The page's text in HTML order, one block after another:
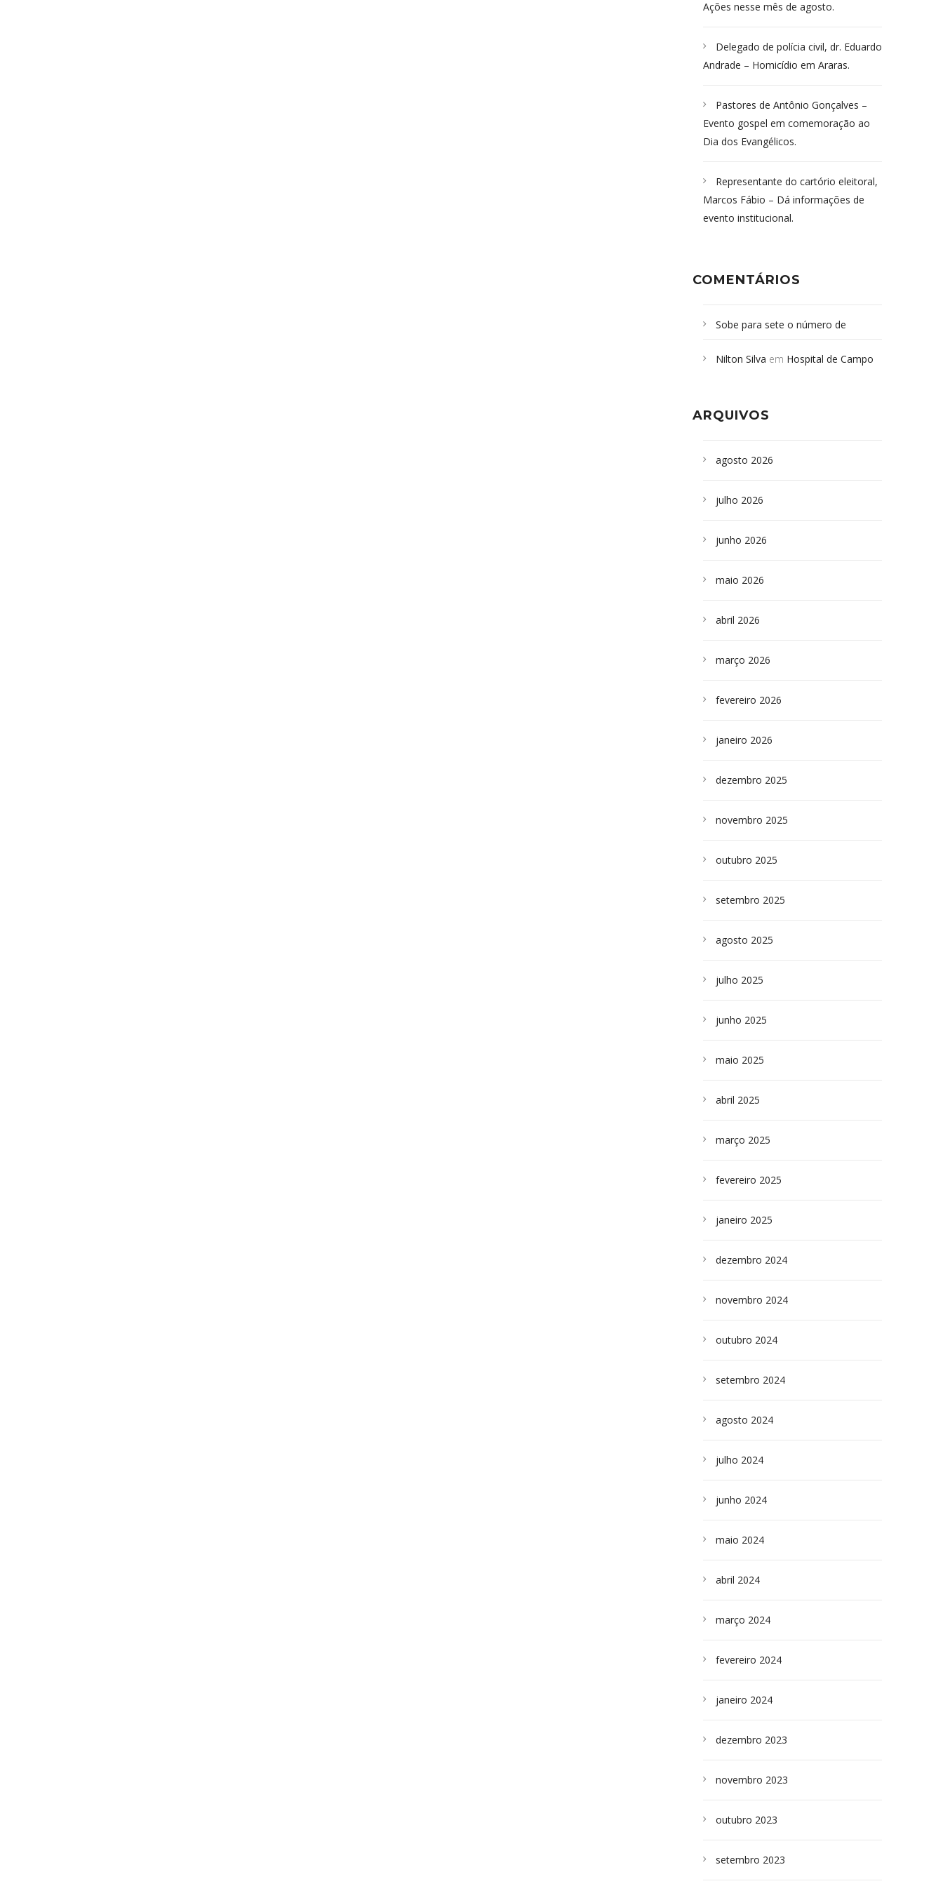
Ações nesse mês de agosto.
Delegado de polícia civil, dr. Eduardo
Andrade – Homicídio em Araras.
Pastores de Antônio Gonçalves –
Evento gospel em comemoração ao
Dia dos Evangélicos.
Representante do cartório eleitoral,
Marcos Fábio – Dá informações de
evento institucional.
COMENTÁRIOS
Sobe para sete o número de
desabamento em São Paulo - Revista
sepultados em SP
Nilton Silva em Hospital de Campo
ARQUIVOS
agosto 2026
julho 2026
junho 2026
maio 2026
abril 2026
março 2026
fevereiro 2026
janeiro 2026
dezembro 2025
novembro 2025
outubro 2025
setembro 2025
agosto 2025
julho 2025
junho 2025
maio 2025
abril 2025
março 2025
fevereiro 2025
janeiro 2025
dezembro 2024
novembro 2024
outubro 2024
setembro 2024
agosto 2024
julho 2024
junho 2024
maio 2024
abril 2024
março 2024
fevereiro 2024
janeiro 2024
dezembro 2023
novembro 2023
outubro 2023
setembro 2023